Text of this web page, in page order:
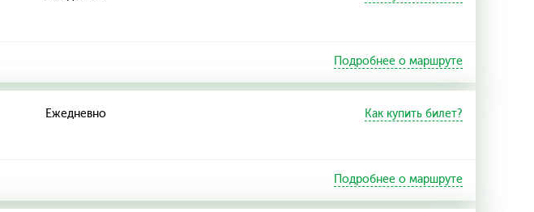
Подробнее о маршруте
Ежедневно Как купить билет?
Подробнее о маршруте